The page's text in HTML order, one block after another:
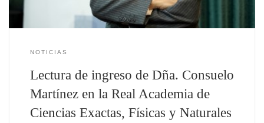
NOTICIAS
Lectura de ingreso de Dña. Consuelo
Martínez en la Real Academia de
Ciencias Exactas, Físicas y Naturales